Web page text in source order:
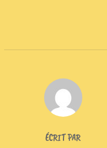
AUTEUR DE LA PUBLICATION
ÉCRIT PAR